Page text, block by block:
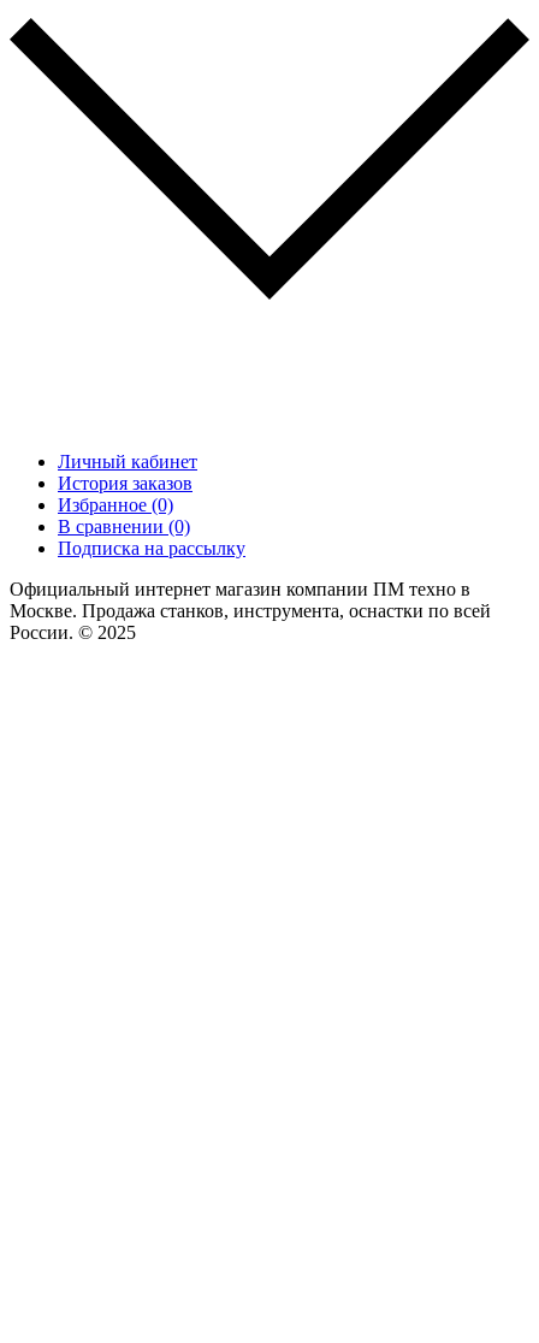
Личный кабинет
История заказов
Избранное (0)
В сравнении (0)
Подписка на рассылку
Официальный интернет магазин компании ПМ техно в
Москве. Продажа станков, инструмента, оснастки по всей
России. © 2025